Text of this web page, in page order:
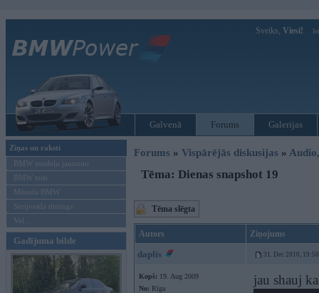
Sveiks, Viesi!
Galvenā Forums Galerijas
Ziņas un raksti
BMW modeļu jaunumi
BMW testi
Mēneša BMW
Sērijveida tūnings
Vel...
Gadījuma bilde
Forums » Vispārējās diskusijas »
Tēma: Dienas snapshot 19
Tēma slēgta
Autors Ziņojums
daplis 31. Dec 2010, 19:50
Kopš: 19. Aug 2009
No: Rīga
jau shauj